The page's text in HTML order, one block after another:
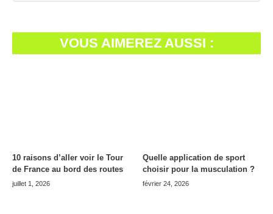
VOUS AIMEREZ AUSSI :
10 raisons d’aller voir le Tour
de France au bord des routes
juillet 1, 2026
Quelle application de sport
choisir pour la musculation ?
février 24, 2026